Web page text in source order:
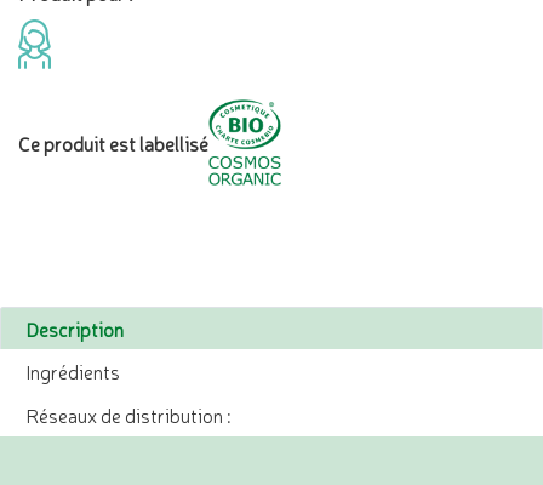
Ce produit est labellisé
Description
Ingrédients
Réseaux de distribution :